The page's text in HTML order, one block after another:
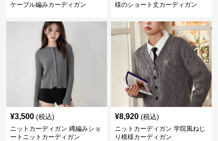
ケーブル編みカーディガン
様のショート丈カーディガン
¥3,500 (税込)
ニットカーディガン 縄編みショ
ートニットカーディガン
¥8,920 (税込)
ニットカーディガン 学院風ねじ
り模様カーディガン